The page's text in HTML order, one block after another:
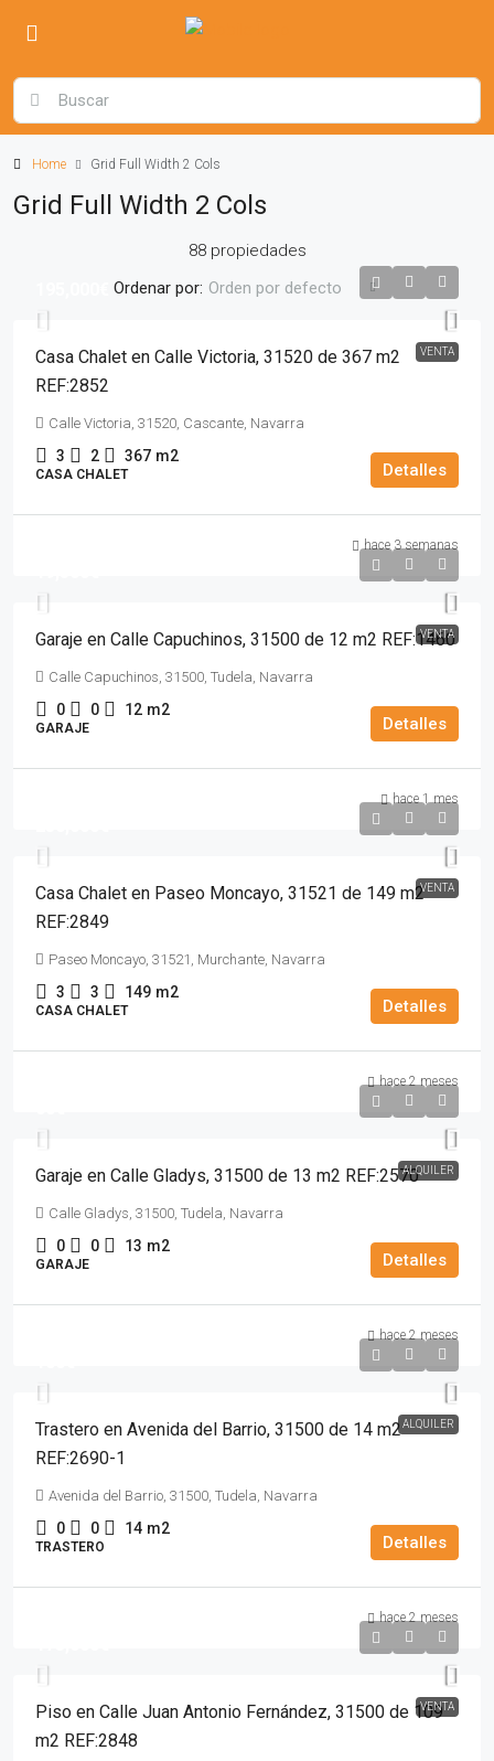
Home Grid Full Width 2 Cols
Grid Full Width 2 Cols
88 propiedades
Ordenar por: Orden por defecto
VENTA
Casa Chalet en Calle Victoria, 31520 de 367 m2
REF:2852
Calle Victoria, 31520, Cascante, Navarra
3 2 367 m2
CASA CHALET Detalles
hace 3 semanas
VENTA
Garaje en Calle Capuchinos, 31500 de 12 m2 REF:1460
Calle Capuchinos, 31500, Tudela, Navarra
0 0 12 m2
GARAJE Detalles
hace 1 mes
VENTA
Casa Chalet en Paseo Moncayo, 31521 de 149 m2
REF:2849
Paseo Moncayo, 31521, Murchante, Navarra
3 3 149 m2
CASA CHALET Detalles
hace 2 meses
ALQUILER
Garaje en Calle Gladys, 31500 de 13 m2 REF:2570
Calle Gladys, 31500, Tudela, Navarra
0 0 13 m2
GARAJE Detalles
hace 2 meses
ALQUILER
Trastero en Avenida del Barrio, 31500 de 14 m2
REF:2690-1
Avenida del Barrio, 31500, Tudela, Navarra
0 0 14 m2
TRASTERO Detalles
hace 2 meses
VENTA
Piso en Calle Juan Antonio Fernández, 31500 de 109
m2 REF:2848